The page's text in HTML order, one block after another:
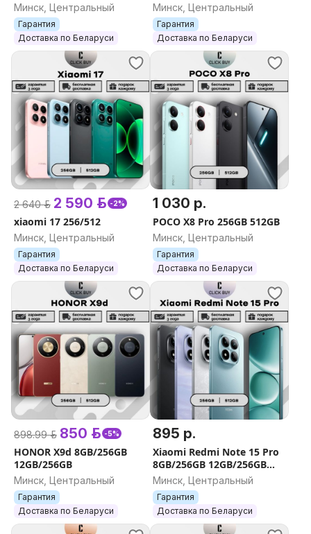
16GB/512GB 16GB/1TB
Минск, Центральный
Гарантия
Доставка по Беларуси
12GB/512GB
Минск, Центральный
Гарантия
Доставка по Беларуси
2 640 р. 2 590 р. -2%
xiaomi 17 256/512
Минск, Центральный
Гарантия
Доставка по Беларуси
1 030 р.
POCO X8 Pro 256GB 512GB
Минск, Центральный
Гарантия
Доставка по Беларуси
898.99 р. 850 р. -5%
HONOR X9d 8GB/256GB
12GB/256GB
Минск, Центральный
Гарантия
Доставка по Беларуси
895 р.
Xiaomi Redmi Note 15 Pro
8GB/256GB 12GB/256GB
12GB/512GB
Минск, Центральный
Гарантия
Доставка по Беларуси